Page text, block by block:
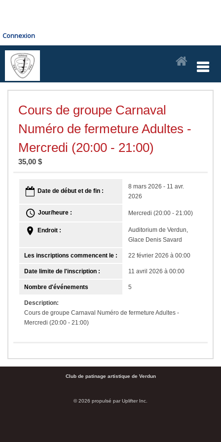
Connexion
Cours de groupe Carnaval
Numéro de fermeture Adultes -
Mercredi (20:00 - 21:00)
35,00 $
Date de début et de fin :
8 mars 2026 - 11 avr.
2026
Jour/heure : Mercredi (20:00 - 21:00)
Endroit :
Auditorium de Verdun,
Glace Denis Savard
Les inscriptions commencent le : 22 février 2026 à 00:00
Date limite de l'inscription : 11 avril 2026 à 00:00
Nombre d'événements 5
Description:
Cours de groupe Carnaval Numéro de fermeture Adultes -
Mercredi (20:00 - 21:00)
Club de patinage artistique de Verdun
© 2026 propulsé parUplifter Inc.